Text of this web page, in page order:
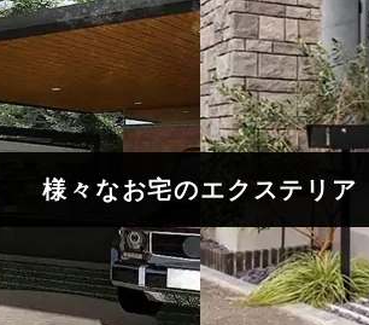
様々なお宅のエクステリア